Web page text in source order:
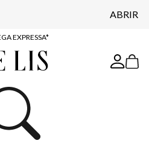
ABRIR
E RETIRE EM LOJA*
EXPRESSA*
GRÁTIS*
PRIMEIRA COMPRA*